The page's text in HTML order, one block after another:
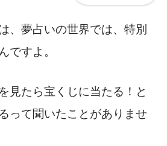
、夢占いの世界では、特別
ですよ。
見たら宝くじに当たる！と
って聞いたことがありませ